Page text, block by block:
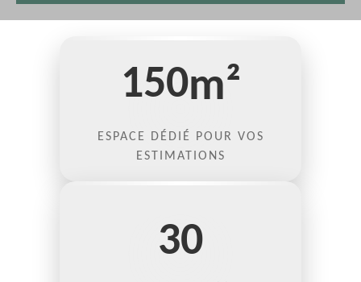
150m²
ESPACE DÉDIÉ POUR VOS
ESTIMATIONS
30